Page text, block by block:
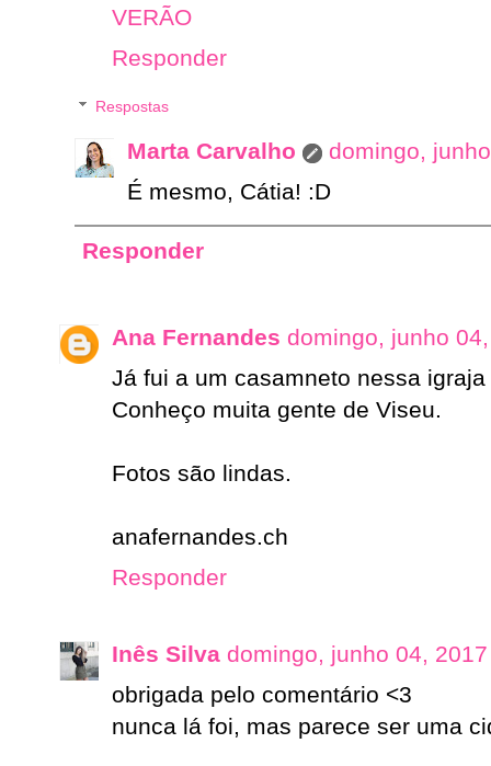
VERÃO
Responder
Respostas
Marta Carvalho
domingo,
É mesmo, Cátia! :D
Responder
Ana Fernandes domingo, junho
Já fui a um casamneto nessa
Conheço muita gente de Viseu.
Fotos são lindas.
anafernandes.ch
Responder
Inês Silva domingo, junho 04, 2017
obrigada pelo comentário <3
nunca lá foi, mas parece ser uma